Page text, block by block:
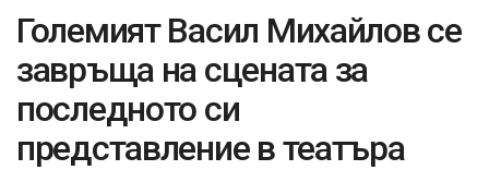
Големият Васил Михайлов се
завръща на сцената за
последното си
представление в театъра